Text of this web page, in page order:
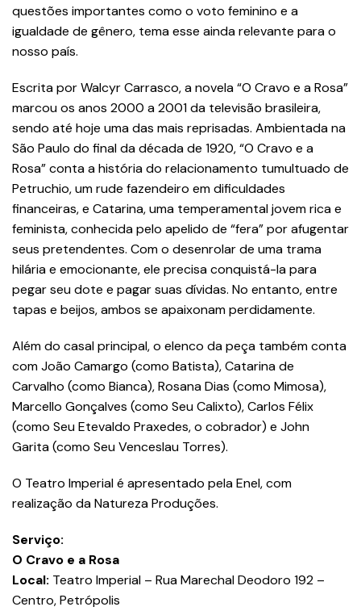
questões importantes como o voto feminino e a
igualdade de gênero, tema esse ainda relevante para o
nosso país.
Escrita por Walcyr Carrasco, a novela “O Cravo e a Rosa”
marcou os anos 2000 a 2001 da televisão brasileira,
sendo até hoje uma das mais reprisadas. Ambientada na
São Paulo do final da década de 1920, “O Cravo e a
Rosa” conta a história do relacionamento tumultuado de
Petruchio, um rude fazendeiro em dificuldades
financeiras, e Catarina, uma temperamental jovem rica e
feminista, conhecida pelo apelido de “fera” por afugentar
seus pretendentes. Com o desenrolar de uma trama
hilária e emocionante, ele precisa conquistá-la para
pegar seu dote e pagar suas dívidas. No entanto, entre
tapas e beijos, ambos se apaixonam perdidamente.
Além do casal principal, o elenco da peça também conta
com João Camargo (como Batista), Catarina de
Carvalho (como Bianca), Rosana Dias (como Mimosa),
Marcello Gonçalves (como Seu Calixto), Carlos Félix
(como Seu Etevaldo Praxedes, o cobrador) e John
Garita (como Seu Venceslau Torres).
O Teatro Imperial é apresentado pela Enel, com
realização da Natureza Produções.
Serviço:
O Cravo e a Rosa
Local: Teatro Imperial – Rua Marechal Deodoro 192 –
Centro, Petrópolis